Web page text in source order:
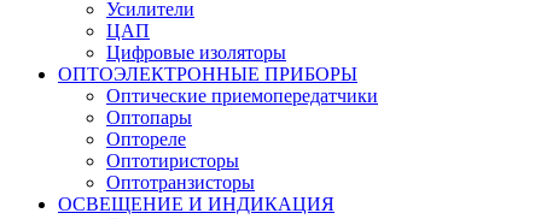
Усилители
ЦАП
Цифровые изоляторы
ОПТОЭЛЕКТРОННЫЕ ПРИБОРЫ
Оптические приемопередатчики
Оптопары
Оптореле
Оптотиристоры
Оптотранзисторы
ОСВЕЩЕНИЕ И ИНДИКАЦИЯ